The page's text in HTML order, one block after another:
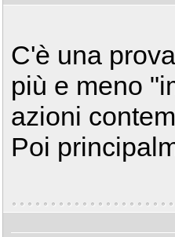
C'è una
più e meno
azioni
Poi